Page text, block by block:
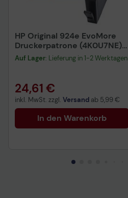
HP Original 924e EvoMore
Druckerpatrone (4K0U7NE)
cyan
Auf Lager: Lieferung in 1-2 Werktagen
24,61 €
inkl. MwSt. zzgl. Versand ab 5,99 €
In den Warenkorb